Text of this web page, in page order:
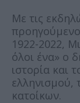
Με τις
1922-2022,
όλοι ένα» ο
ιστορία και
ελληνισμού,
κατοίκων.